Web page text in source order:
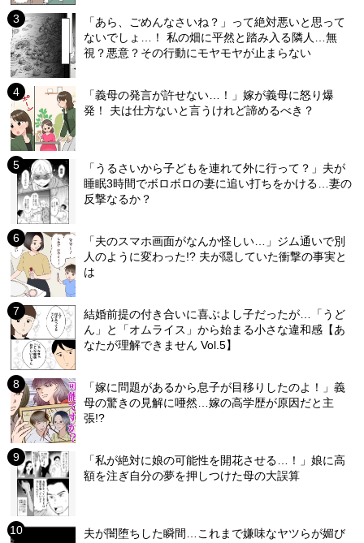
「あら、ごめんなさいね？」って絶対悪いと思って
ないでしょ…！ 私の畑に平然と踏み入る隣人…無
視？悪意？その行動にモヤモヤが止まらない
「義母の発言が許せない…！」嫁が義母に怒り爆
発！ 夫は仕方ないと言うけれど諦めるべき？
「うるさいから子どもを連れて外に行って？」夫が
睡眠3時間でボロボロの妻に追い打ちをかける…妻の
反撃なるか？
「夫のスマホ画面がなんか怪しい…」ジム通いで別
人のように変わった!? 夫が隠していた衝撃の事実と
は
結婚前提の付き合いに喜ぶよし子だったが…「うど
ん」と「オムライス」から始まる小さな違和感【あ
なたが理解できません Vol.5】
「嫁に問題があるから息子が目移りしたのよ！」義
母の驚きの見解に唖然…嫁の高学歴が原因だと主
張!?
「私が絶対に娘の可能性を開花させる…！」娘に高
額を注ぎ自分の夢を押しつけた母の大誤算
夫が闇堕ちした瞬間…これまで嫌味なヤツらが媚び